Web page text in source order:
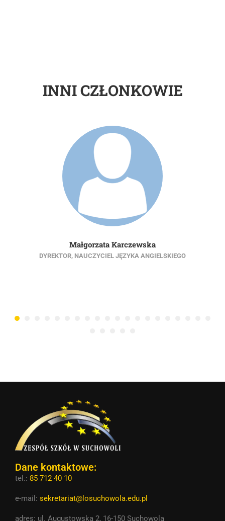
INNI CZŁONKOWIE
Małgorzata Karczewska
DYREKTOR, NAUCZYCIEL JĘZYKA ANGIELSKIEGO
Dane kontaktowe:
tel.: 85 712 40 10
e-mail: sekretariat@losuchowola.edu.pl
adres: ul. Augustowska 2, 16-150 Suchowola